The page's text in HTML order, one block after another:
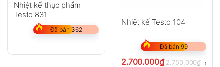
Nhiệt kế thực phẩm
Testo 831
Đã bán 362
Nhiệt kế Testo 104
Đã bán 99
2.700.000₫ 2.750.000₫ chưa